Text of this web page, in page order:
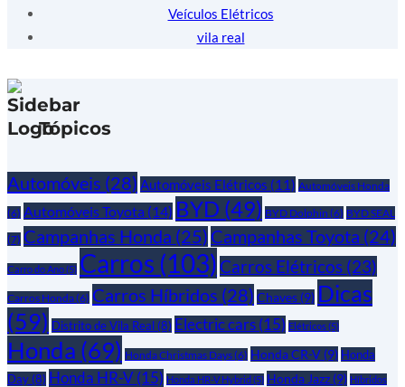
Veículos Elétricos
vila real
Tópicos
Automóveis (28) Automóveis Elétricos (11) Automóveis Honda
(6) Automóveis Toyota (14) BYD (49) BYD Dolphin (6) BYD SEAL
(7) Campanhas Honda (25) Campanhas Toyota (24)
Carro do Ano(5) Carros (103) Carros Elétricos (23)
Carros Honda(6) Carros Híbridos (28) Chaves (9) Dicas
(59) Distrito de Vila Real (8) Electric cars (15) Elétricos (5)
Honda (69) Honda Christmas Days(6) Honda CR-V (9) Honda
Day (8) Honda HR-V (15) Honda HR-V Hybrid(5) Honda Jazz (9) Híbridos